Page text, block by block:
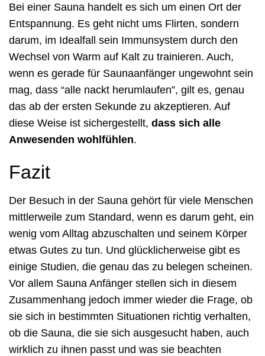
Bei einer Sauna handelt es sich um einen Ort der
Entspannung. Es geht nicht ums Flirten, sondern
darum, im Idealfall sein Immunsystem durch den
Wechsel von Warm auf Kalt zu trainieren. Auch,
wenn es gerade für Saunaanfänger ungewohnt sein
mag, dass “alle nackt herumlaufen”, gilt es, genau
das ab der ersten Sekunde zu akzeptieren. Auf
diese Weise ist sichergestellt, dass sich alle
Anwesenden wohlfühlen.
Fazit
Der Besuch in der Sauna gehört für viele Menschen
mittlerweile zum Standard, wenn es darum geht, ein
wenig vom Alltag abzuschalten und seinem Körper
etwas Gutes zu tun. Und glücklicherweise gibt es
einige Studien, die genau das zu belegen scheinen.
Vor allem Sauna Anfänger stellen sich in diesem
Zusammenhang jedoch immer wieder die Frage, ob
sie sich in bestimmten Situationen richtig verhalten,
ob die Sauna, die sie sich ausgesucht haben, auch
wirklich zu ihnen passt und was sie beachten